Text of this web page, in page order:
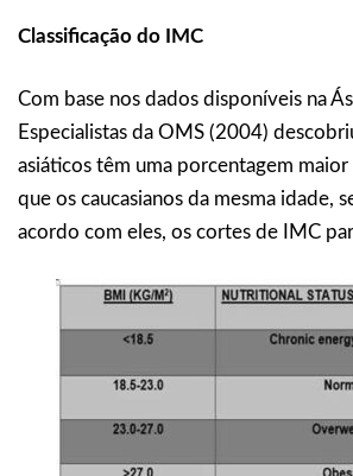
Classificação do IMC
Com base nos dados disponíveis na
Especialistas da OMS (2004)
asiáticos têm uma porcentagem
que os caucasianos da mesma idade,
acordo com eles, os cortes de IMC